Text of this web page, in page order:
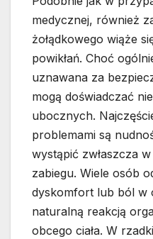
medycznej, również
żołądkowego wiąże
powikłań. Choć
uznawana za
mogą doświadczać
ubocznych.
problemami są
wystąpić zwłaszcza
zabiegu. Wiele osób
dyskomfort lub ból w
naturalną reakcją
obcego ciała. W